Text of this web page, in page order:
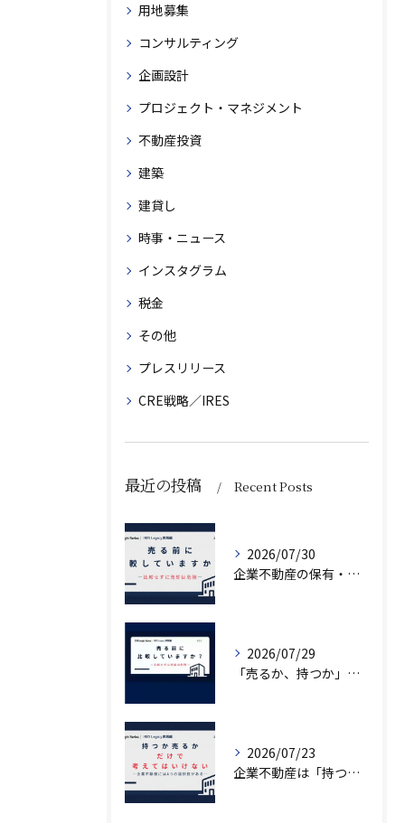
用地募集
コンサルティング
企画設計
プロジェクト・マネジメント
不動産投資
建築
建貸し
時事・ニュース
インスタグラム
税金
その他
プレスリリース
CRE戦略／IRES
最近の投稿 Recent Posts
2026/07/30
企業不動産の保有・活用・売却・組み換えをどう比較するか｜CRE戦略の8つの評価軸
2026/07/29
「売るか、持つか」で悩んでいませんか？
2026/07/23
企業不動産は「持つか売るか」だけではない｜CRE戦略で考える4つの意思決定